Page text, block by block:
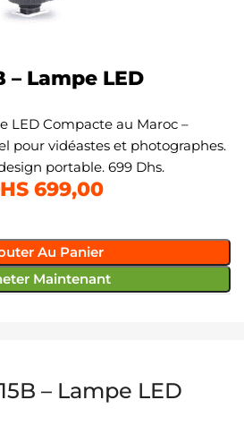
– Lampe LED
LED Compacte au Maroc –
pour vidéastes et photographes.
portable. 699 Dhs.
699,00
Au Panier
Maintenant
– Lampe LED